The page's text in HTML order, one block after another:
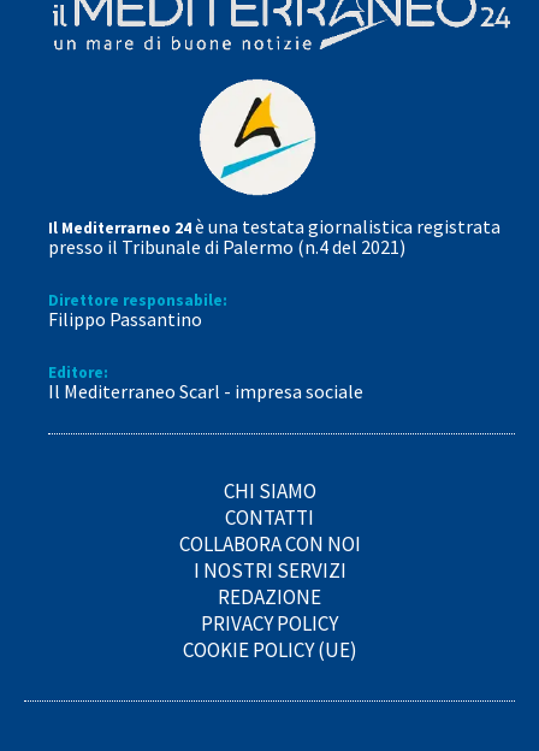
Il Mediterrarneo 24è una testata giornalistica registrata
presso il Tribunale di Palermo (n.4 del 2021)
Direttore responsabile:
Filippo Passantino
Editore:
Il Mediterraneo Scarl - impresa sociale
CHI SIAMO
CONTATTI
COLLABORA CON NOI
I NOSTRI SERVIZI
REDAZIONE
PRIVACY POLICY
COOKIE POLICY (UE)